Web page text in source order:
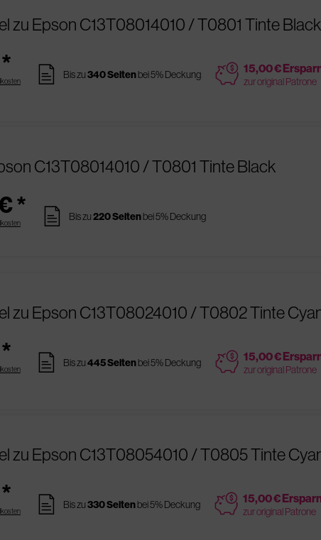
zu Epson C13T08014010 / T0801 Tinte Black
pages Bis zu340 Seitenbei 5% Deckung price 15,00 €
zur original Patrone
C13T08014010 / T0801 Tinte Black
* pages Bis zu220 Seitenbei 5% Deckung
zu Epson C13T08024010 / T0802 Tinte
pages Bis zu445 Seitenbei 5% Deckung price 15,00 €
zur original Patrone
zu Epson C13T08054010 / T0805 Tinte
pages Bis zu330 Seitenbei 5% Deckung price 15,00 €
zur original Patrone